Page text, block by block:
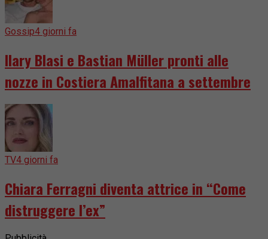
Gossip4 giorni fa
Ilary Blasi e Bastian Müller pronti alle
nozze in Costiera Amalfitana a settembre
TV4 giorni fa
Chiara Ferragni diventa attrice in “Come
distruggere l’ex”